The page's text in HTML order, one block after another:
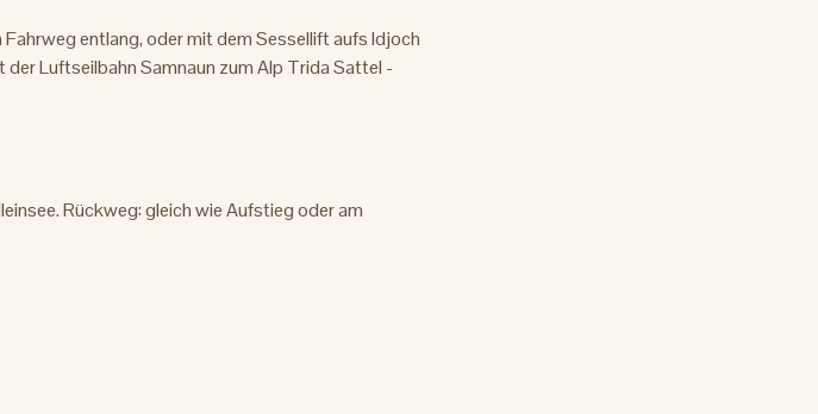
entlang, oder mit dem Sessellift aufs Idjoch
Luftseilbahn Samnaun zum Alp Trida Sattel -
Rückweg: gleich wie Aufstieg oder am